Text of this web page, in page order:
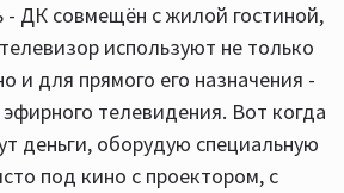
- ДК совмещён с жилой гостиной,
используют не только
и для прямого его назначения -
телевидения. Вот когда
деньги, оборудую специальную
под кино с проектором, с